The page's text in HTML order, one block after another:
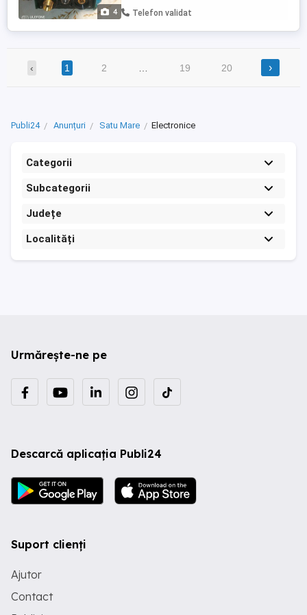
4 Telefon validat
‹ 1 2 19 20 ›
Publi24 Anunțuri Satu Mare Electronice
Categorii
Subcategorii
Județe
Localități
Urmărește-ne pe
Descarcă aplicația Publi24
Suport clienți
Ajutor
Contact